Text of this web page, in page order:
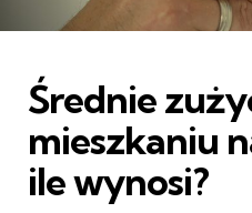
Średnie
mieszkaniu
ile wynosi?